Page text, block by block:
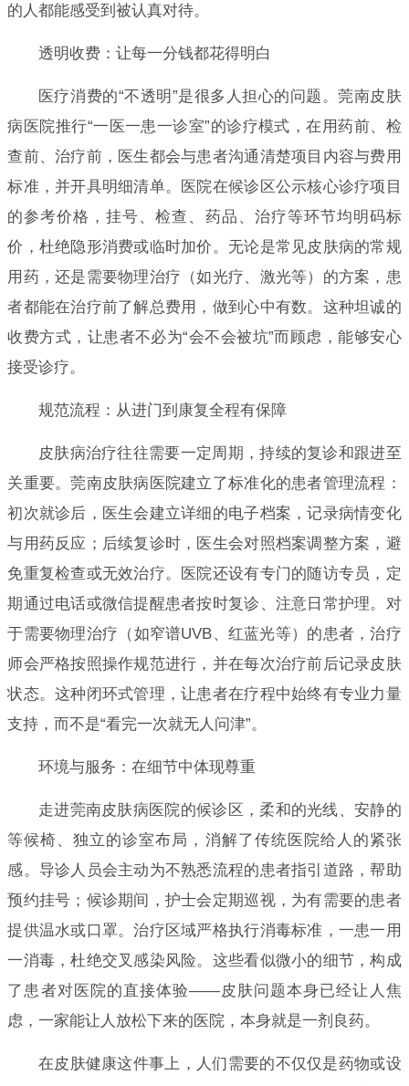
的人都能感受到被认真对待。
透明收费：让每一分钱都花得明白
医疗消费的“不透明”是很多人担心的问题。莞南皮肤
病医院推行“一医一患一诊室”的诊疗模式，在用药前、检
查前、治疗前，医生都会与患者沟通清楚项目内容与费用
标准，并开具明细清单。医院在候诊区公示核心诊疗项目
的参考价格，挂号、检查、药品、治疗等环节均明码标
价，杜绝隐形消费或临时加价。无论是常见皮肤病的常规
用药，还是需要物理治疗（如光疗、激光等）的方案，患
者都能在治疗前了解总费用，做到心中有数。这种坦诚的
收费方式，让患者不必为“会不会被坑”而顾虑，能够安心
接受诊疗。
规范流程：从进门到康复全程有保障
皮肤病治疗往往需要一定周期，持续的复诊和跟进至
关重要。莞南皮肤病医院建立了标准化的患者管理流程：
初次就诊后，医生会建立详细的电子档案，记录病情变化
与用药反应；后续复诊时，医生会对照档案调整方案，避
免重复检查或无效治疗。医院还设有专门的随访专员，定
期通过电话或微信提醒患者按时复诊、注意日常护理。对
于需要物理治疗（如窄谱UVB、红蓝光等）的患者，治疗
师会严格按照操作规范进行，并在每次治疗前后记录皮肤
状态。这种闭环式管理，让患者在疗程中始终有专业力量
支持，而不是“看完一次就无人问津”。
环境与服务：在细节中体现尊重
走进莞南皮肤病医院的候诊区，柔和的光线、安静的
等候椅、独立的诊室布局，消解了传统医院给人的紧张
感。导诊人员会主动为不熟悉流程的患者指引道路，帮助
预约挂号；候诊期间，护士会定期巡视，为有需要的患者
提供温水或口罩。治疗区域严格执行消毒标准，一患一用
一消毒，杜绝交叉感染风险。这些看似微小的细节，构成
了患者对医院的直接体验——皮肤问题本身已经让人焦
虑，一家能让人放松下来的医院，本身就是一剂良药。
在皮肤健康这件事上，人们需要的不仅仅是药物或设